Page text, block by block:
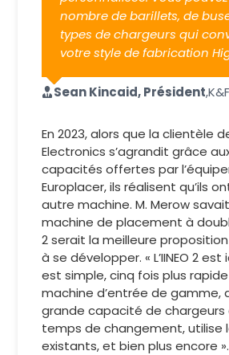
nombre de barillets, de
types de chargeurs qui
votre style de fabrication
Sean Kincaid, Président,
En 2023, alors que la clientèle
Electronics s’agrandit grâce
capacités offertes par
Europlacer, ils réalisent qu’ils
autre machine. M. Merow
machine de placement à
2 serait la meilleure
à se développer. « L’IINEO 2
est simple, cinq fois plus
machine d’entrée de gamme,
grande capacité de chargeurs
temps de changement, utilise
existants, et bien plus encore ».